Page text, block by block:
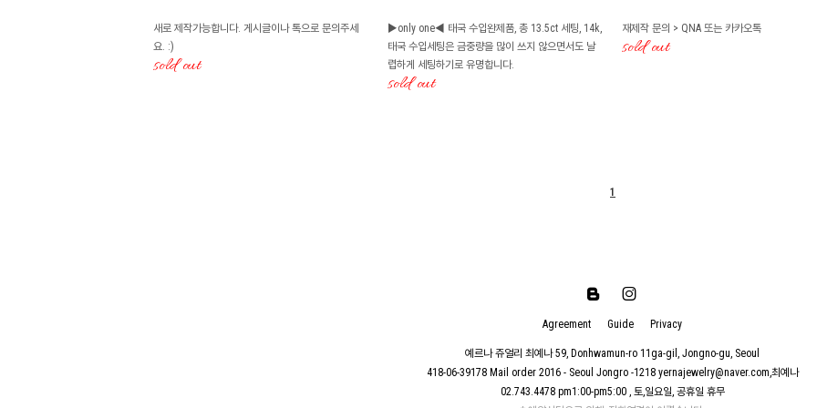
새로 제작가능합니다. 게시글이나 톡으로 문의주세
요. :)
sold out
▶only one◀ 태국 수입완제품, 총 13.5ct 세팅, 14k,
태국 수입세팅은 금중량을 많이 쓰지 않으면서도 날
렵하게 세팅하기로 유명합니다.
sold out
재제작 문의 > QNA 또는 카카오톡
sold out
1
Agreement Guide Privacy
예르나 쥬얼리 최예나 59, Donhwamun-ro 11ga-gil, Jongno-gu, Seoul
418-06-39178 Mail order 2016 - Seoul Jongro -1218 yernajewelry@naver.com,최예나
02.743.4478 pm1:00-pm5:00 , 토,일요일, 공휴일 휴무